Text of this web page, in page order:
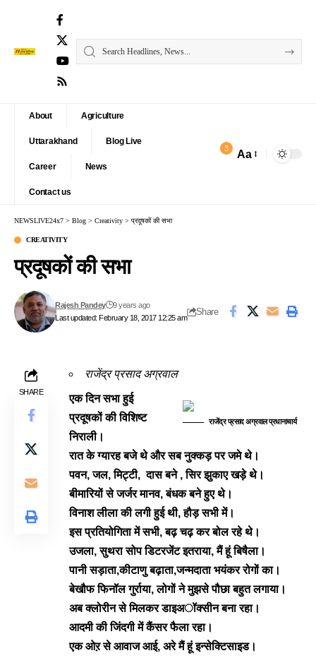
About Agriculture
Uttarakhand Blog Live
Career News
Contact us
3 Aa
NEWSLIVE24x7 > Blog > Creativity > प्रदूषकों की सभा
CREATIVITY
प्रदूषकों की सभा
Last updated: February 18, 2017 12:25 am
Rajesh Pandey 9 years ago
Share
SHARE
राजेंद्र प्रसाद अग्रवाल
राजेंद्र प्रसाद अग्रवाल प्रधानाचार्य
एक दिन सभा हुई
प्रदूषकों की विशिष्ट
निराली।
रात के ग्यारह बजे थे और सब नुक्कड़ पर जमे थे।
पवन, जल, मिट्टी, दास बने , सिर झुकाए खड़े थे।
बीमारियों से जर्जर मानव, बंधक बने हुए थे।
विनाश लीला की लगी हुई थी, हौड़ सभी में।
इस प्रतियोगिता में सभी, बढ़ चढ़ कर बोल रहे थे।
उजला, सुथरा सोप डिटरजेंट इतराया, मैं हूं बिषैला।
पानी सड़ाता,कीटाणु बढ़ाता,जन्मदाता भयंकर रोगों का।
बेखौफ फिनॉल गुर्राया, लोगों ने मुझसे पौछा बहुत लगाया।
अब क्लोरीन से मिलकर डाइअॉक्सीन बना रहा।
आदमी की जिंदगी में कैंसर फैला रहा।
एक ओऱ से आवाज आई, अरे मैं हूं इन्सेक्टिसाइड।